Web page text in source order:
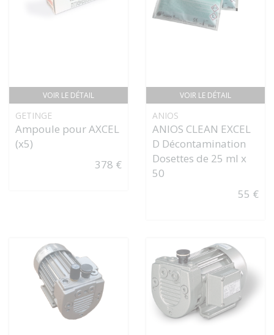
VOIR LE DÉTAIL
GETINGE
Ampoule pour AXCEL
(x5)
378 €
VOIR LE DÉTAIL
ANIOS
ANIOS CLEAN EXCEL
D Décontamination
Dosettes de 25 ml x
50
55 €